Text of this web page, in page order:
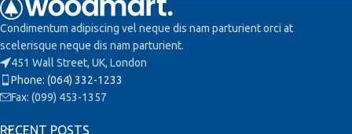
Condimentum adipiscing vel neque dis nam parturient orci at
scelerisque neque dis nam parturient.
451 Wall Street, UK, London
Phone: (064) 332-1233
Fax: (099) 453-1357
RECENT POSTS